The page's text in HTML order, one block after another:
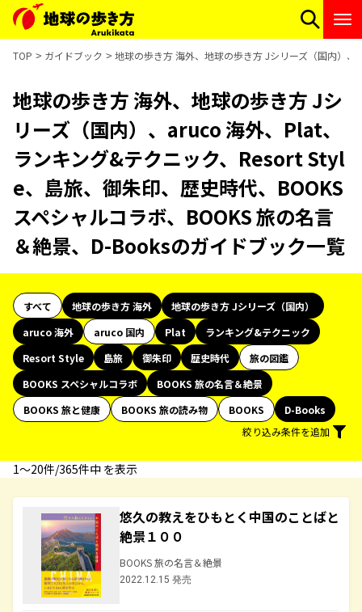
TOP ガイドブック 地球の歩き方 海外、地球の歩き方 Jシリーズ（国内）
地球の歩き方 海外、地球の歩き方 Jシ
リーズ（国内）、aruco 海外、Plat、
ランキング&テクニック、Resort Styl
e、島旅、御朱印、歴史時代、BOOKS
スペシャルコラボ、BOOKS 旅の名言
＆絶景、D-Booksのガイドブック一覧
すべて 地球の歩き方 海外
地球の歩き方 Jシリーズ（国内）
aruco 海外
aruco 国内 Plat
ランキング&テクニック
Resort Style
島旅 御朱印 歴史時代
旅の図鑑
BOOKS スペシャルコラボ
BOOKS 旅の名言＆絶景
BOOKS 旅と健康
BOOKS 旅の読み物 BOOKS
D-Books
絞り込み条件を追加
1〜20件/365件中 を表示
悠久の教えをひもとく中国のことばと
絶景１００
BOOKS 旅の名言＆絶景
2022.12.15 発売